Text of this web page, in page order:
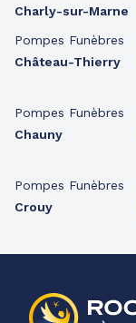
Charly-sur-Marne
Pompes Funèbres
Château-Thierry
Pompes Funèbres
Chauny
Pompes Funèbres
Crouy